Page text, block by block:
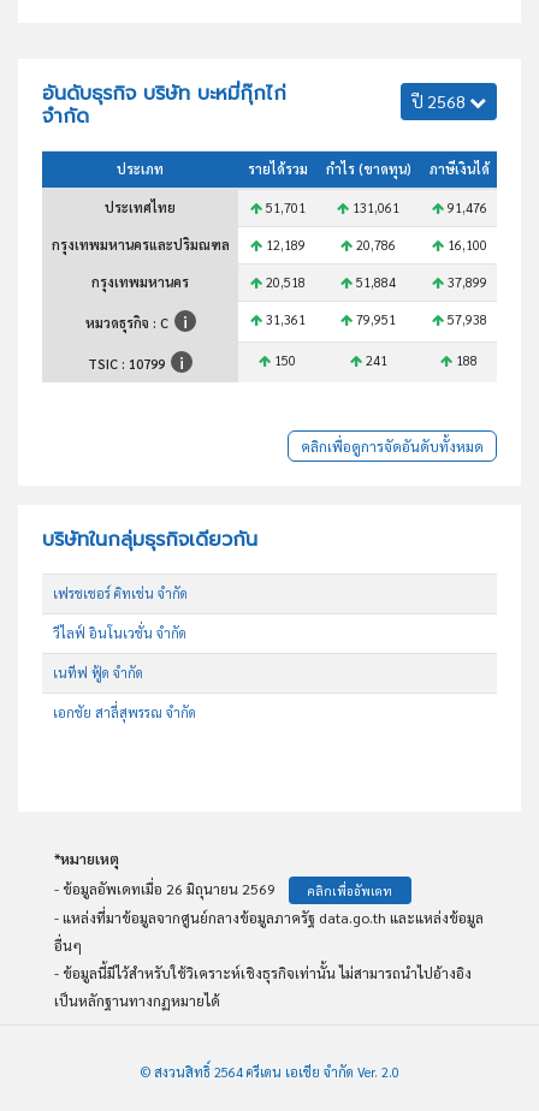
อันดับธุรกิจ บริษัท บะหมี่กุ๊กไก่
จำกัด
ปี 2568
ประเภท รายได้รวม กำไร (ขาดทุน) ภาษีเงินได้
ประเทศไทย 51,701 131,061 91,476
กรุงเทพมหานครและปริมณฑล 12,189 20,786 16,100
กรุงเทพมหานคร 20,518 51,884 37,899
หมวดธุรกิจ : C 31,361 79,951 57,938
TSIC : 10799 150 241 188
คลิกเพื่อดูการจัดอันดับทั้งหมด
บริษัทในกลุ่มธุรกิจเดียวกัน
เฟรชเชอร์ คิทเช่น จำกัด
วีไลฟ์ อินโนเวชั่น จำกัด
เนทีฟ ฟู้ด จำกัด
เอกชัย สาลี่สุพรรณ จำกัด
*หมายเหตุ
- ข้อมูลอัพเดทเมื่อ 26 มิถุนายน 2569
คลิกเพื่ออัพเดท
- แหล่งที่มาข้อมูลจากศูนย์กลางข้อมูลภาครัฐ data.go.th และแหล่งข้อมูล
อื่นๆ
- ข้อมูลนี้มีไว้สำหรับใช้วิเคราะห์เชิงธุรกิจเท่านั้น ไม่สามารถนำไปอ้างอิง
เป็นหลักฐานทางกฏหมายได้
© สงวนสิทธิ์ 2564 ครีเดน เอเชีย จำกัด Ver. 2.0